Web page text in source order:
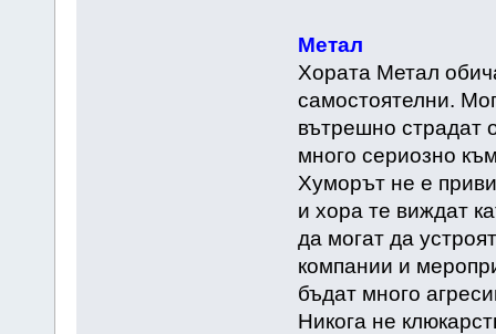
Метал
Хората Метал
самостоятелни.
вътрешно страдат
много сериозно
Хуморът не е
и хора те виждат
да могат да
компании и
бъдат много
Никога не